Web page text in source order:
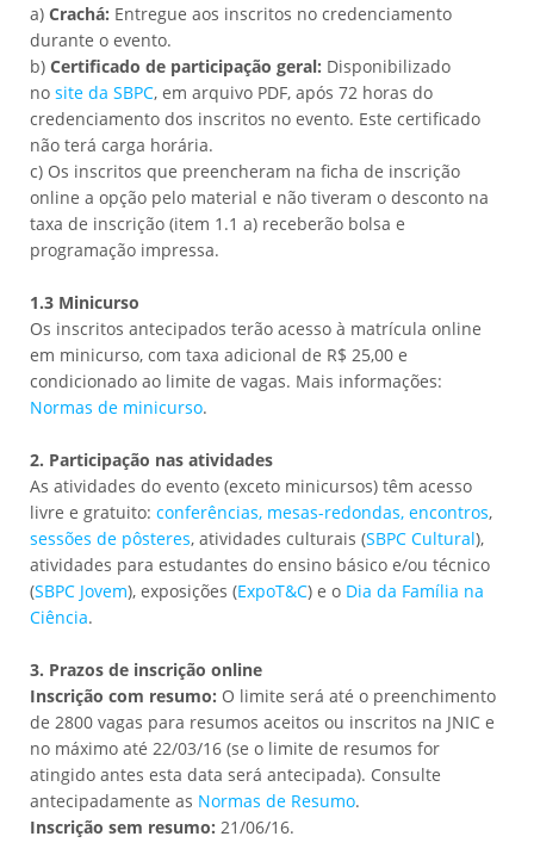
a) Crachá: Entregue aos inscritos no credenciamento
durante o evento.
b) Certificado de participação geral: Disponibilizado
no site da SBPC, em arquivo PDF, após 72 horas do
credenciamento dos inscritos no evento. Este certificado
não terá carga horária.
c) Os inscritos que preencheram na ficha de inscrição
online a opção pelo material e não tiveram o desconto na
taxa de inscrição (item 1.1 a) receberão bolsa e
programação impressa.
1.3 Minicurso
Os inscritos antecipados terão acesso à matrícula online
em minicurso, com taxa adicional de R$ 25,00 e
condicionado ao limite de vagas. Mais informações:
Normas de minicurso.
2. Participação nas atividades
As atividades do evento (exceto minicursos) têm acesso
livre e gratuito: conferências, mesas-redondas, encontros,
sessões de pôsteres, atividades culturais (SBPC Cultural),
atividades para estudantes do ensino básico e/ou técnico
(SBPC Jovem), exposições (ExpoT&C) e o Dia da Família na
Ciência.
3. Prazos de inscrição online
Inscrição com resumo: O limite será até o preenchimento
de 2800 vagas para resumos aceitos ou inscritos na JNIC e
no máximo até 22/03/16 (se o limite de resumos for
atingido antes esta data será antecipada). Consulte
antecipadamente as Normas de Resumo.
Inscrição sem resumo: 21/06/16.